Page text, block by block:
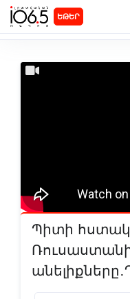
ԵԹԵՐ
Պիտի